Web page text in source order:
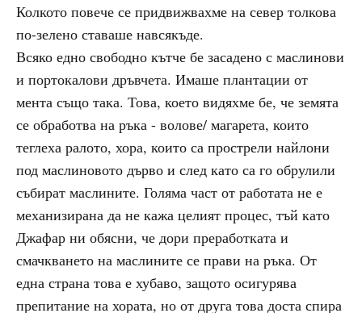
Колкото повече се придвижвахме на север толкова
по-зелено ставаше навсякъде.
Всяко едно свободно кътче бе засадено с маслинови
и портокалови дръвчета. Имаше плантации от
мента също така. Това, което видяхме бе, че земята
се обработва на ръка - волове/ магарета, които
теглеха ралото, хора, които са прострели найлони
под маслиновото дърво и след като са го обрулили
събират маслините. Голяма част от работата не е
механизирана да не кажа целият процес, тъй като
Джафар ни обясни, че дори преработката и
смачкването на маслините се прави на ръка. От
една страна това е хубаво, защото осигурява
препитание на хората, но от друга това доста спира